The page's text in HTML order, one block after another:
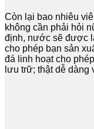
Còn lại bao nhiêu
không cần phải hỏi
định, nước sẽ được
cho phép bạn sản
đá linh hoạt cho
lưu trữ; thật dễ dàng